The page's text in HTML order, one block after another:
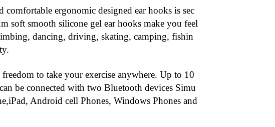
comfortable ergonomic designed ear hooks is sec
soft smooth silicone gel ear hooks make you feel
dancing, driving, skating, camping, fishin
to take your exercise anywhere. Up to 10
be connected with two Bluetooth devices Simu
Android cell Phones, Windows Phones and